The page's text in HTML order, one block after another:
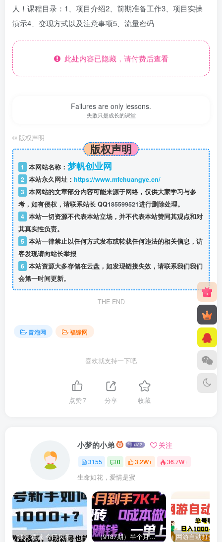
人！课程目录：1、项目介绍2、前期准备工作3、项目实操
演示4、变现方式以及注意事项5、流量密码
此处内容已隐藏，请付费后查看
Failures are only lessons.
失败只是成长的课堂
© 版权声明
版权声明
1 本网站名称： 梦帆创业网
2 本站永久网址： https://www.mfchuangye.cn/
3 本网站的文章部分内容可能来源于网络，仅供大家学习与参
考，如有侵权，请联系站长 QQ185599521进行删除处理。
4 本站一切资源不代表本站立场，并不代表本站赞同其观点和对
其真实性负责。
5 本站一律禁止以任何方式发布或转载任何违法的相关信息，访
客发现请向站长举报
6 本站资源大多存储在云盘，如发现链接失效，请联系我们我们
会第一时间更新。
THE END
冒泡网 福缘网
喜欢就支持一下吧
点赞7 分享 收藏
小梦的小弟 关注
3155 0 3.2W+ 36.7W+
生命如花，爱情是蜜
懒人领域·今日头条项目玩法，头条中视频项目，单号收益在50—500可批量￼ （9187期）半个月收益7K+，无脑搬砖，0成本做中间商，转手就赚钱，一单上百块，单…